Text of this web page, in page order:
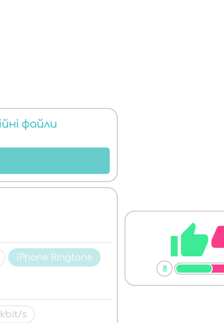
файли
iPhone Ringtone
kbit/s
thumb_up
8